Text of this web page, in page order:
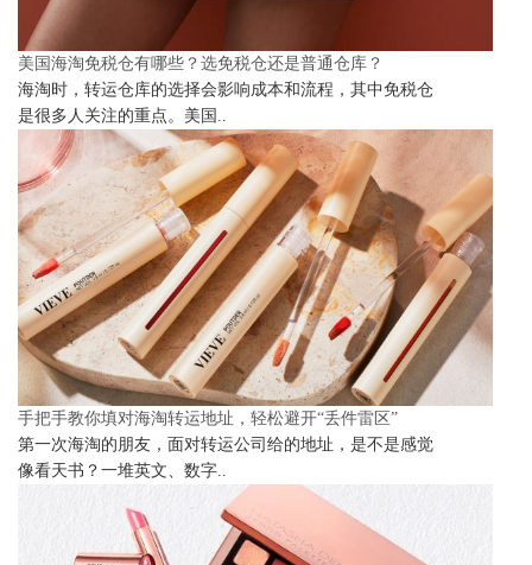
美国海淘免税仓有哪些？选免税仓还是普通仓库？
海淘时，转运仓库的选择会影响成本和流程，其中免税仓
是很多人关注的重点。美国..
手把手教你填对海淘转运地址，轻松避开“丢件雷区”
第一次海淘的朋友，面对转运公司给的地址，是不是感觉
像看天书？一堆英文、数字..